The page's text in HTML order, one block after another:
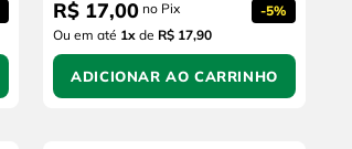
R$ 17,00 no Pix -5%
Ou em até 1x de R$ 17,90
ADICIONAR AO CARRINHO